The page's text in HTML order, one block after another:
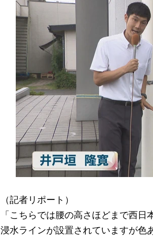
（記者リポート）
「こちらでは腰の高さほどまで西
浸水ラインが設置されていますが色